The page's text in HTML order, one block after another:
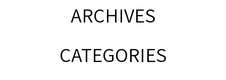
ARCHIVES
CATEGORIES